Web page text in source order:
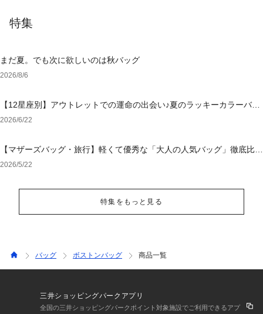
特集
まだ夏。でも次に欲しいのは秋バッグ
2026/8/6
【12星座別】アウトレットでの運命の出会い♪夏のラッキーカラーバッ
グ＆小物
2026/6/22
【マザーズバッグ・旅行】軽くて優秀な「大人の人気バッグ」徹底比
較！後悔しない選び方
2026/5/22
特集をもっと見る
バッグ ボストンバッグ 商品一覧
三井ショッピングパークアプリ
全国の三井ショッピングパークポイント対象施設でご利用できるアプ